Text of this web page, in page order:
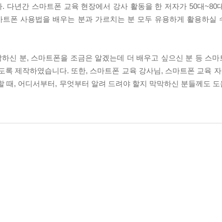
다년간 스마트폰 교육 현장에서 강사 활동을 한 저자가 50대~80
폰 사용법을 배우는 분과 가르치는 분 모두 유용하게 활용하실
신 분, 스마트폰을 조금은 알겠는데 더 배우고 싶으신 분 등 스
제작하였습니다. 또한, 스마트폰 교육 강사님, 스마트폰 교육
때, 어디서부터, 무엇부터 알려 드려야 할지 막막하신 분들께도